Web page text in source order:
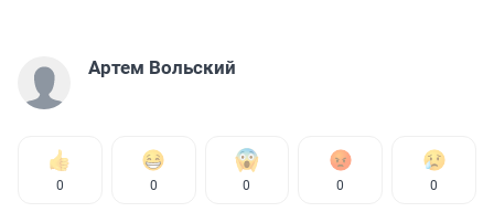
Артем Вольский
0 0 0 0 0